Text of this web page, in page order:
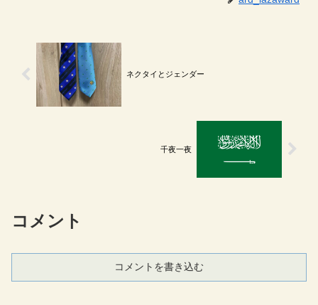
ネクタイとジェンダー
千夜一夜
コメント
コメントを書き込む